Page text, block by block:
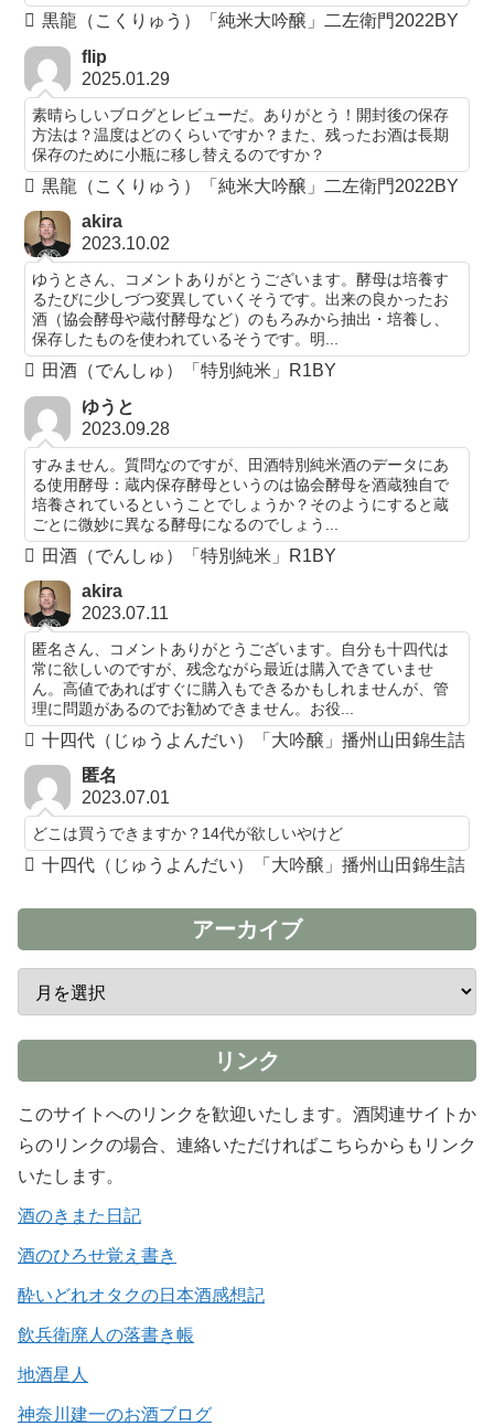
黒龍（こくりゅう）「純米大吟醸」二左衛門2022BY
flip
2025.01.29
素晴らしいブログとレビューだ。ありがとう！開封後の保存
方法は？温度はどのくらいですか？また、残ったお酒は長期
保存のために小瓶に移し替えるのですか？
黒龍（こくりゅう）「純米大吟醸」二左衛門2022BY
akira
2023.10.02
ゆうとさん、コメントありがとうございます。酵母は培養す
るたびに少しづつ変異していくそうです。出来の良かったお
酒（協会酵母や蔵付酵母など）のもろみから抽出・培養し、
保存したものを使われているそうです。明...
田酒（でんしゅ）「特別純米」R1BY
ゆうと
2023.09.28
すみません。質問なのですが、田酒特別純米酒のデータにあ
る使用酵母：蔵内保存酵母というのは協会酵母を酒蔵独自で
培養されているということでしょうか？そのようにすると蔵
ごとに微妙に異なる酵母になるのでしょう...
田酒（でんしゅ）「特別純米」R1BY
akira
2023.07.11
匿名さん、コメントありがとうございます。自分も十四代は
常に欲しいのですが、残念ながら最近は購入できていませ
ん。高値であればすぐに購入もできるかもしれませんが、管
理に問題があるのでお勧めできません。お役...
十四代（じゅうよんだい）「大吟醸」播州山田錦生詰
匿名
2023.07.01
どこは買うできますか？14代が欲しいやけど
十四代（じゅうよんだい）「大吟醸」播州山田錦生詰
アーカイブ
リンク
このサイトへのリンクを歓迎いたします。酒関連サイトか
らのリンクの場合、連絡いただければこちらからもリンク
いたします。
酒のきまた日記
酒のひろせ覚え書き
酔いどれオタクの日本酒感想記
飲兵衛廃人の落書き帳
地酒星人
神奈川建一のお酒ブログ